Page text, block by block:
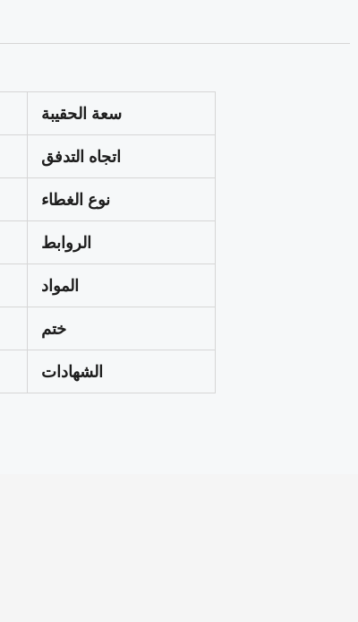
سعة الحقيبة
اتجاه التدفق
نوع الغطاء
الروابط
المواد
ختم
الشهادات